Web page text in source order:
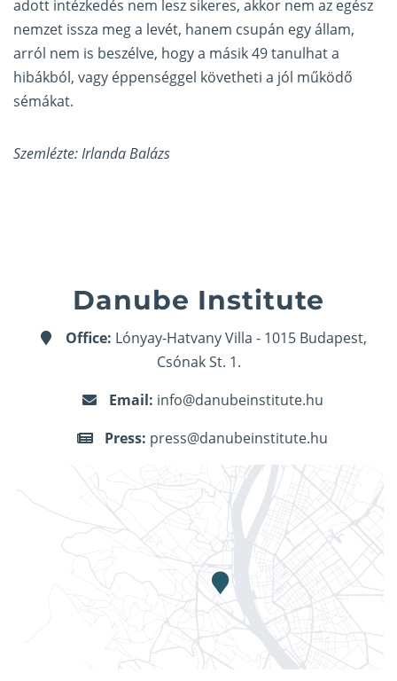
adott intézkedés nem lesz sikeres, akkor nem az egész
nemzet issza meg a levét, hanem csupán egy állam,
arról nem is beszélve, hogy a másik 49 tanulhat a
hibákból, vagy éppenséggel követheti a jól működő
sémákat.
Szemlézte: Irlanda Balázs
Danube Institute
Office: Lónyay-Hatvany Villa - 1015 Budapest,
Csónak St. 1.
Email: info@danubeinstitute.hu
Press: press@danubeinstitute.hu